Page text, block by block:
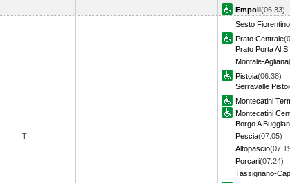
Empoli(06.33)
TI
Sesto Fiorentino
Prato Centrale
Prato Porta Al S.
Montale-Agliana
Pistoia(06.38)
Serravalle
Montecatini
Montecatini
Borgo A
Pescia(07.05)
Altopascio
Porcari(07.24)
Tassignano-